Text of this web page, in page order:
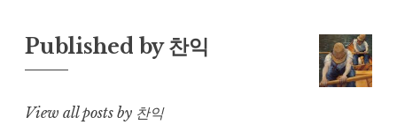
Published by찬익
View all posts by 찬익